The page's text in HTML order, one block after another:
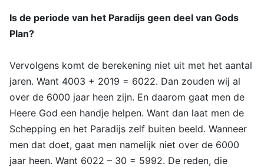
Is de periode van het Paradijs geen deel van Gods
Plan?
Vervolgens komt de berekening niet uit met het aantal
jaren. Want 4003 + 2019 = 6022. Dan zouden wij al
over de 6000 jaar heen zijn. En daarom gaat men de
Heere God een handje helpen. Want dan laat men de
Schepping en het Paradijs zelf buiten beeld. Wanneer
men dat doet, gaat men namelijk niet over de 6000
jaar heen. Want 6022 – 30 = 5992. De reden, die